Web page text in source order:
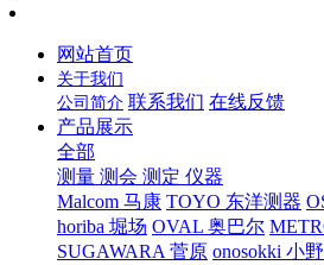
网站首页
关于我们
公司简介 联系我们 在线反馈
产品展示
全部
测量 测会 测定 仪器
Malcom 马康 TOYO 东洋测器
horiba 堀场 OVAL 奥巴尔
SUGAWARA 菅原 onosokki 小